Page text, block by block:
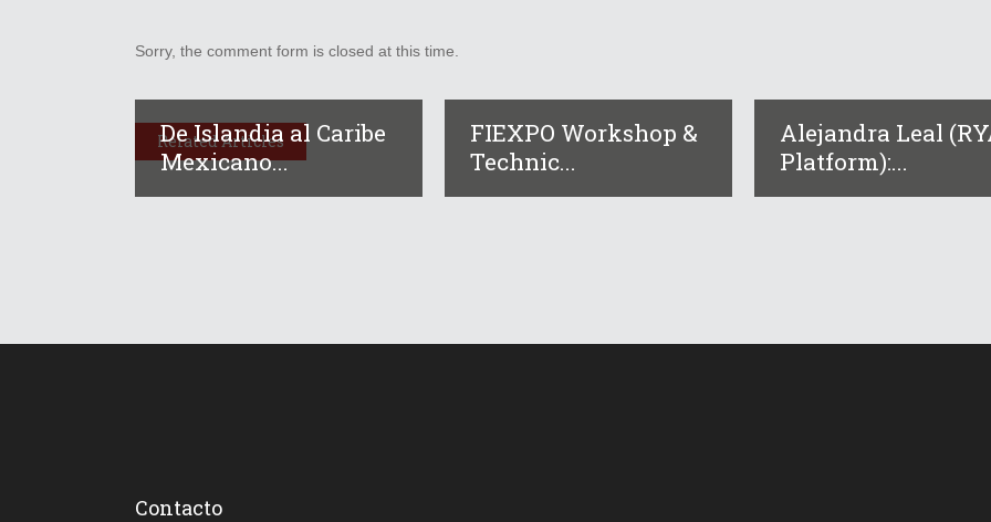
Sorry, the comment form is closed at this time.
Related Articles
De Islandia al Caribe
Mexicano...
FIEXPO Workshop &
Technic...
Alejandra Leal
Platform):...
Contacto